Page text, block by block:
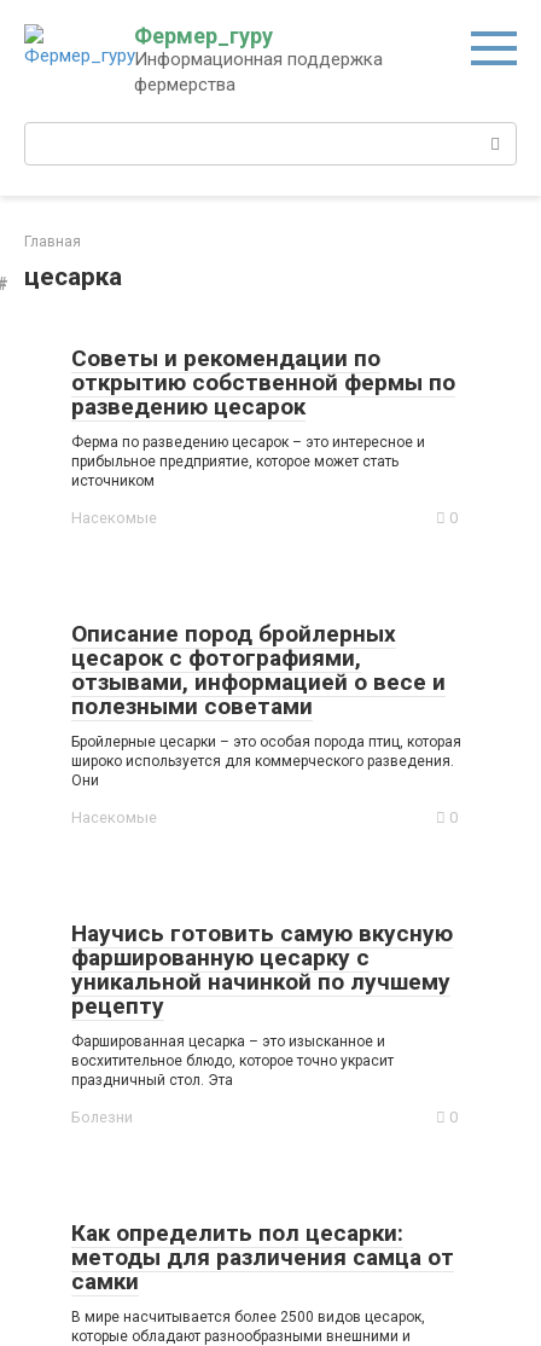
контенту
Фермер_гуру
Информационная поддержка
фермерства
Поиск:
Главная
цесарка
Советы и рекомендации по
открытию собственной фермы по
разведению цесарок
Ферма по разведению цесарок – это интересное и
прибыльное предприятие, которое может стать
источником
Насекомые 0
Описание пород бройлерных
цесарок с фотографиями,
отзывами, информацией о весе и
полезными советами
Бройлерные цесарки – это особая порода птиц, которая
широко используется для коммерческого разведения.
Они
Насекомые 0
Научись готовить самую вкусную
фаршированную цесарку с
уникальной начинкой по лучшему
рецепту
Фаршированная цесарка – это изысканное и
восхитительное блюдо, которое точно украсит
праздничный стол. Эта
Болезни 0
Как определить пол цесарки:
методы для различения самца от
самки
В мире насчитывается более 2500 видов цесарок,
которые обладают разнообразными внешними и